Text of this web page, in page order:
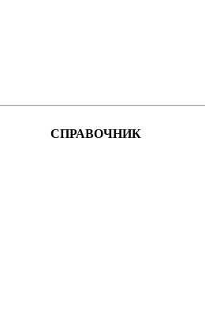
СПРАВОЧНИК